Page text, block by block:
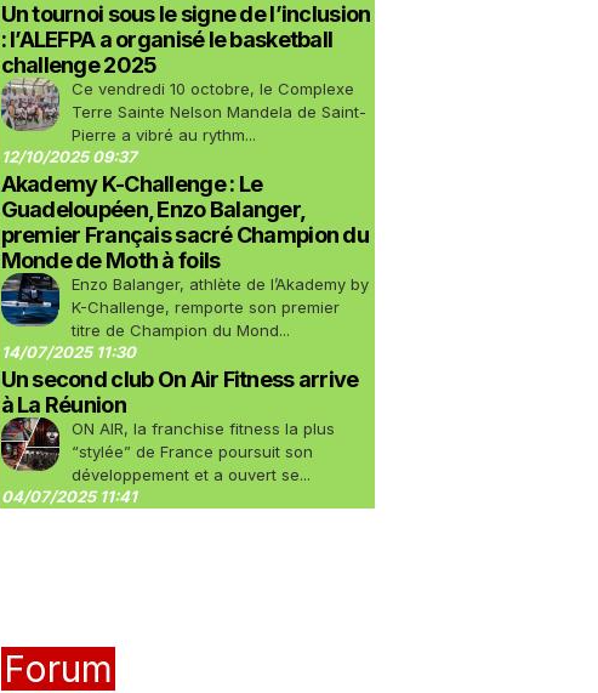
Un tournoi sous le signe de l’inclusion
: l’ALEFPA a organisé le basketball
challenge 2025
Ce vendredi 10 octobre, le Complexe
Terre Sainte Nelson Mandela de Saint-
Pierre a vibré au rythm...
12/10/2025 09:37
Akademy K-Challenge : Le
Guadeloupéen, Enzo Balanger,
premier Français sacré Champion du
Monde de Moth à foils
Enzo Balanger, athlète de l’Akademy by
K-Challenge, remporte son premier
titre de Champion du Mond...
14/07/2025 11:30
Un second club On Air Fitness arrive
à La Réunion
ON AIR, la franchise fitness la plus
“stylée” de France poursuit son
développement et a ouvert se...
04/07/2025 11:41
Forum